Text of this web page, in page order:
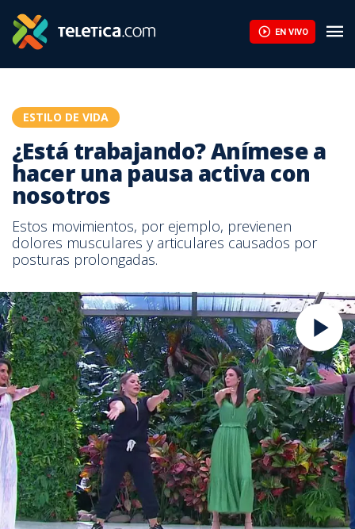
EN VIVO
ESTILO DE VIDA
¿Está trabajando? Anímese a
hacer una pausa activa con
nosotros
Estos movimientos, por ejemplo, previenen
dolores musculares y articulares causados por
posturas prolongadas.